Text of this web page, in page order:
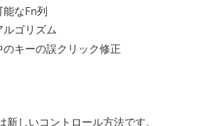
能なFn列
ルゴリズム
キーの誤クリック修正
新しいコントロール方法です。